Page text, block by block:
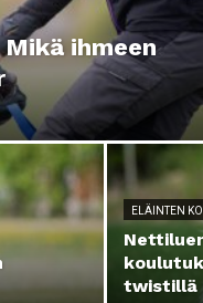
ihmeen
ELÄINTEN
twistillä